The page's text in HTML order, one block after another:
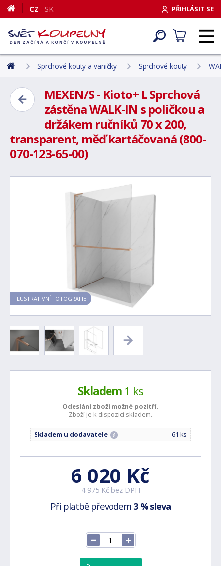
PŘIHLÁSIT SE
CZ SK
Sprchové kouty a vaničky Sprchové kouty
MEXEN/S - Kioto+ L Sprchová
zástěna WALK-IN s poličkou a
držákem ručníků 70 x 200,
transparent, měď kartáčovaná (800-
070-123-65-00)
ILUSTRATIVNÍ FOTOGRAFIE
Skladem 1 ks
Odeslání zboží možné pozítří.
Zboží je k dispozici skladem.
Skladem u dodavatele 61 ks
6 020 Kč
4 975 Kč bez DPH
Při platbě převodem 3 % sleva